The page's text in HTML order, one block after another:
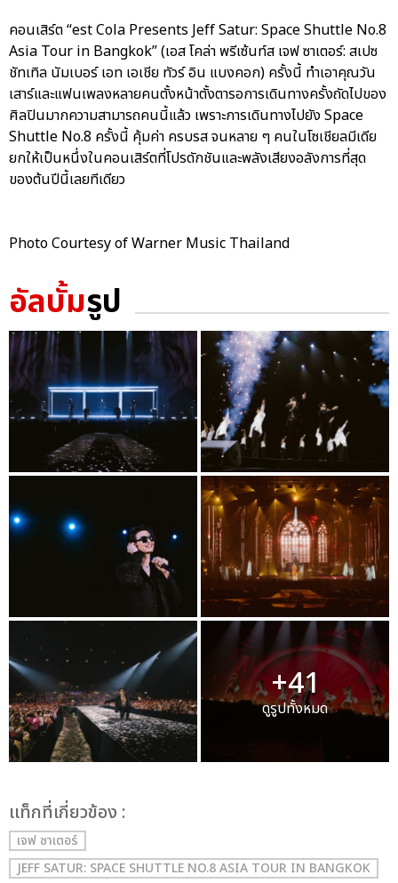
คอนเสิร์ต “est Cola Presents Jeff Satur: Space Shuttle No.8
Asia Tour in Bangkok” (เอส โคล่า พรีเซ้นท์ส เจฟ ซาเตอร์: สเปซ
ชัทเทิล นัมเบอร์ เอท เอเชีย ทัวร์ อิน แบงคอก) ครั้งนี้ ทำเอาคุณวัน
เสาร์และแฟนเพลงหลายคนตั้งหน้าตั้งตารอการเดินทางครั้งถัดไปของ
ศิลปินมากความสามารถคนนี้แล้ว เพราะการเดินทางไปยัง Space
Shuttle No.8 ครั้งนี้ คุ้มค่า ครบรส จนหลาย ๆ คนในโซเชียลมีเดีย
ยกให้เป็นหนึ่งในคอนเสิร์ตที่โปรดักชันและพลังเสียงอลังการที่สุด
ของต้นปีนี้เลยทีเดียว
Photo Courtesy of Warner Music Thailand
อัลบั้มรูป
+41
ดูรูปทั้งหมด
เเท็กที่เกี่ยวข้อง :
เจฟ ซาเตอร์
JEFF SATUR: SPACE SHUTTLE NO.8 ASIA TOUR IN BANGKOK